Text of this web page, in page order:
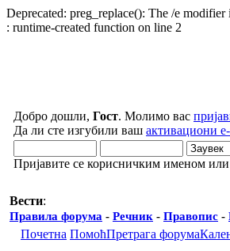
Deprecated: preg_replace(): The /e
: runtime-created function on line 2
Добро дошли, Гост. Молимо вас
Да ли сте изгубили ваш активациони
Пријавите се корисничким именом
Вести:
Правила форума - Речник - Правопис -
Почетна ПомоћПретрага форума